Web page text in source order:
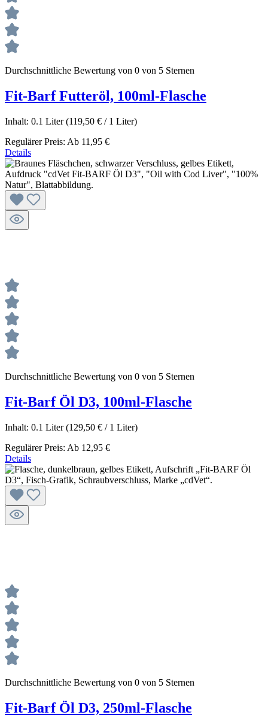
Durchschnittliche Bewertung von 0 von 5 Sternen
Fit-Barf Futteröl, 100ml-Flasche
Inhalt: 0.1 Liter(119,50 € / 1 Liter)
Regulärer Preis: Ab 11,95 €
Details
Durchschnittliche Bewertung von 0 von 5 Sternen
Fit-Barf Öl D3, 100ml-Flasche
Inhalt: 0.1 Liter(129,50 € / 1 Liter)
Regulärer Preis: Ab 12,95 €
Details
Durchschnittliche Bewertung von 0 von 5 Sternen
Fit-Barf Öl D3, 250ml-Flasche